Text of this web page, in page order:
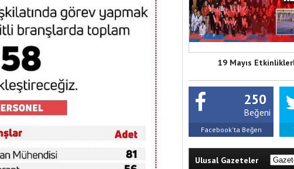
19 Mayıs
250
Beğeni
Facebook'ta Beğen
Ulusal Gazeteler